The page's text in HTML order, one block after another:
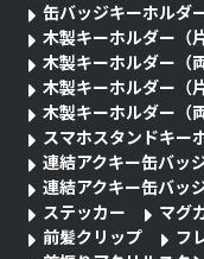
缶バッジキーホルダ
木製キーホルダー（
木製キーホルダー（
木製キーホルダー（
木製キーホルダー（
スマホスタンドキー
連結アクキー缶バッ
連結アクキー缶バッ
ステッカー
マグ
前髪クリップ
フ